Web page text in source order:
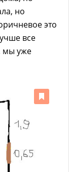
но
это
все
мы уже